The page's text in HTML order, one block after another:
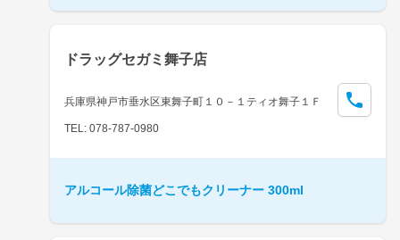
ドラッグセガミ舞子店
兵庫県神戸市垂水区東舞子町１０－１ティオ舞子１Ｆ
TEL: 078-787-0980
アルコール除菌どこでもクリーナー 300ml